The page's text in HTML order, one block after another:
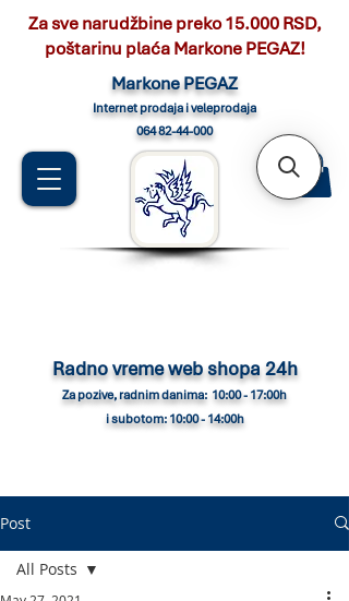
Markone PEGAZ
Internet prodaja i veleprodaja
064 82-44-000
Radno vreme web shopa 24h
Za pozive, radnim danima: 10:00 - 17:00h
i subotom: 10:00 - 14:00h
Za sve narudžbine preko 15.000 RSD,
poštarinu plaća Markone PEGAZ!
Post
All Posts